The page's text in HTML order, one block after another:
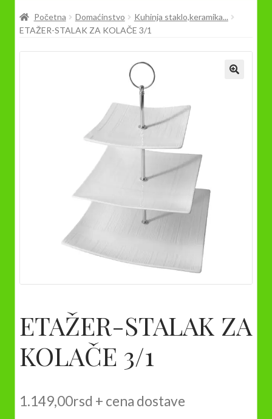
Prodavnica
Početna Domaćinstvo
Kuhinja staklo,keramika...
ETAŽER-STALAK ZA KOLAČE 3/1
ETAŽER-STALAK ZA
KOLAČE 3/1
1.149,00rsd + cena dostave